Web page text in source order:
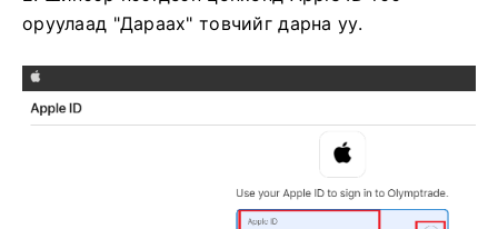
оруулаад "Дараах" товчийг дарна уу.